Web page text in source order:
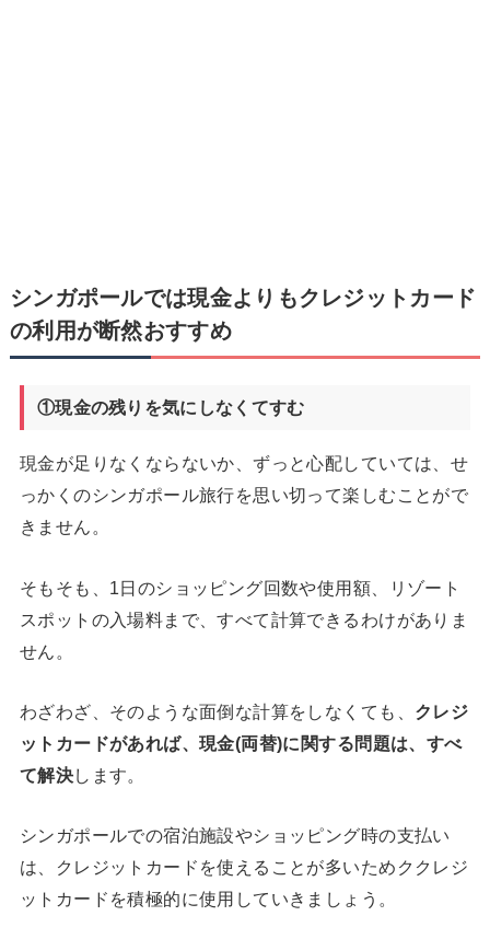
シンガポールでは現金よりもクレジットカード
の利用が断然おすすめ
①現金の残りを気にしなくてすむ
現金が足りなくならないか、ずっと心配していては、せ
っかくのシンガポール旅行を思い切って楽しむことがで
きません。
そもそも、1日のショッピング回数や使用額、リゾート
スポットの入場料まで、すべて計算できるわけがありま
せん。
わざわざ、そのような面倒な計算をしなくても、 クレジ
ットカードがあれば、現金(両替)に関する問題は、すべ
て解決します。
シンガポールでの宿泊施設やショッピング時の支払い
は、クレジットカードを使えることが多いためククレジ
ットカードを積極的に使用していきましょう。